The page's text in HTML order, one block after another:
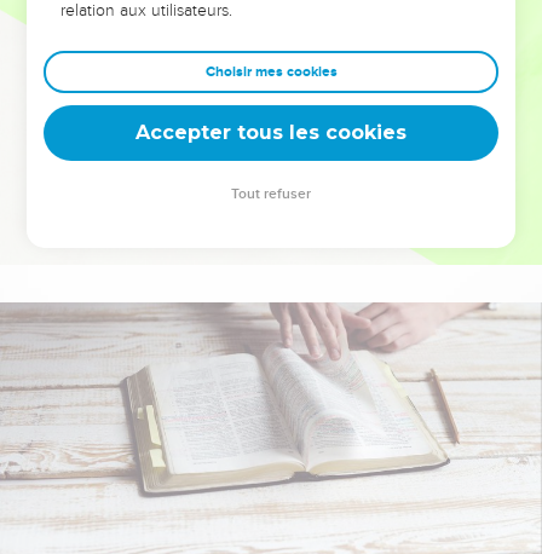
Dans cette conférence, leaders, entrepreneurs, et responsables
clés pour avancer avec plus de sagesse afin que leurs erreurs
deviennent vos tremplins. Que vous guidiez un ministère, une
équipe, un groupe ou une famille, leur expérience est faite
relation aux utilisateurs.
Choisir mes cookies
Accepter tous les cookies
Tout refuser